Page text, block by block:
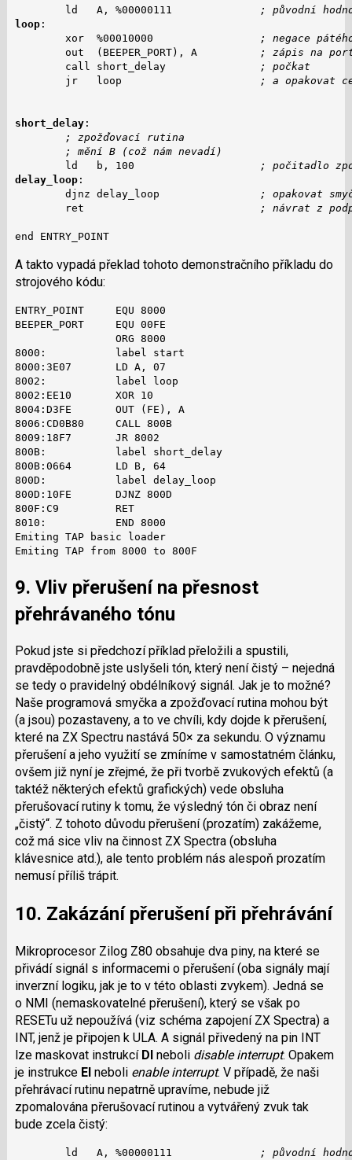
        ld   A, %00000111
; původní
loop:
        xor  %00010000
; negace
        out  (BEEPER_PORT), A
; zápis na
        call short_delay
; počkat
        jr   loop
; a opakovat
short_delay:
; zpožďovací rutina
; mění B (což nám nevadí)
        ld   b, 100
; počitadlo
delay_loop:
        djnz delay_loop
; opakovat
        ret
; návrat z
end ENTRY_POINT
A takto vypadá překlad tohoto demonstračního příkladu do
strojového kódu:
ENTRY_POINT     EQU 8000
BEEPER_PORT     EQU 00FE
                ORG 8000
8000:           label start
8000:3E07       LD A, 07
8002:           label loop
8002:EE10       XOR 10
8004:D3FE       OUT (FE), A
8006:CD0B80     CALL 800B
8009:18F7       JR 8002
800B:           label short_delay
800B:0664       LD B, 64
800D:           label delay_loop
800D:10FE       DJNZ 800D
800F:C9         RET
8010:           END 8000
Emiting TAP basic loader
Emiting TAP from 8000 to 800F
9. Vliv přerušení na přesnost
přehrávaného tónu
Pokud jste si předchozí příklad přeložili a spustili,
pravděpodobně jste uslyšeli tón, který není čistý – nejedná
se tedy o pravidelný obdélníkový signál. Jak je to možné?
Naše programová smyčka a zpožďovací rutina mohou být
(a jsou) pozastaveny, a to ve chvíli, kdy dojde k přerušení,
které na ZX Spectru nastává 50× za sekundu. O významu
přerušení a jeho využití se zmíníme v samostatném článku,
ovšem již nyní je zřejmé, že při tvorbě zvukových efektů (a
taktéž některých efektů grafických) vede obsluha
přerušovací rutiny k tomu, že výsledný tón či obraz není
„čistý“. Z tohoto důvodu přerušení (prozatím) zakážeme,
což má sice vliv na činnost ZX Spectra (obsluha
klávesnice atd.), ale tento problém nás alespoň prozatím
nemusí příliš trápit.
10. Zakázání přerušení při přehrávání
Mikroprocesor Zilog Z80 obsahuje dva piny, na které se
přivádí signál s informacemi o přerušení (oba signály mají
inverzní logiku, jak je to v této oblasti zvykem). Jedná se
o NMI (nemaskovatelné přerušení), který se však po
RESETu už nepoužívá (viz schéma zapojení ZX Spectra) a
INT, jenž je připojen k ULA. A signál přivedený na pin INT
lze maskovat instrukcí DI neboli disable interrupt. Opakem
je instrukce EI neboli enable interrupt. V případě, že naši
přehrávací rutinu nepatrně upravíme, nebude již
zpomalována přerušovací rutinou a vytvářený zvuk tak
bude zcela čistý:
        ld   A, %00000111
; původní